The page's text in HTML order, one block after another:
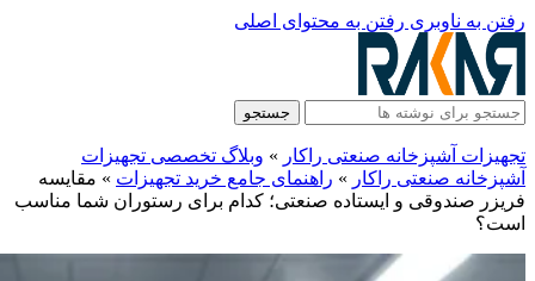
رفتن به ناوبری رفتن به محتوای اصلی
جستجو
تجهیزات آشپزخانه صنعتی راکار » وبلاگ تخصصی تجهیزات
آشپزخانه صنعتی راکار » راهنمای جامع خرید تجهیزات » مقایسه
فریزر صندوقی و ایستاده صنعتی؛ کدام برای رستوران شما مناسب
است؟